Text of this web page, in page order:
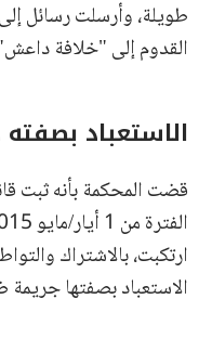
طويلة، وأرسلت رسائل
القدوم إلى "خلافة
الاستعباد بصفته
قضت المحكمة بأنه ثبت
ارتكبت، بالاشتراك
الاستعباد بصفتها جريمة